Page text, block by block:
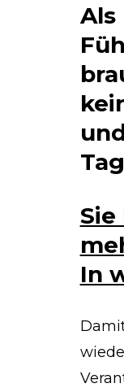
Als
Sie
In